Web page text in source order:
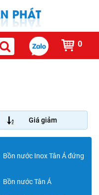
0
Giá giảm
Bồn nước Inox Tân Á đứng
Bồn nước Tân Á